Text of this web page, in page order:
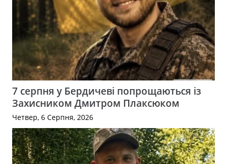
7 серпня у Бердичеві попрощаються із
Захисником Дмитром Плаксюком
Четвер, 6 Серпня, 2026